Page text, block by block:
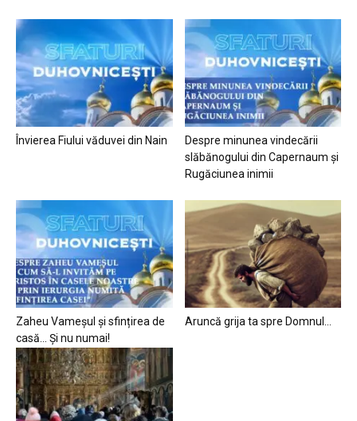
Învierea Fiului văduvei din Nain
Despre minunea vindecării
slăbănogului din Capernaum și
Rugăciunea inimii
Zaheu Vameșul și sfințirea de
casă… Și nu numai!
Aruncă grija ta spre Domnul…